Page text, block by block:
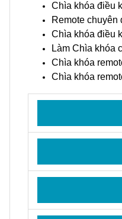
Chìa khóa điều
Remote
Chìa khóa điều
Làm Chìa khóa
Chìa khóa
Chìa khóa